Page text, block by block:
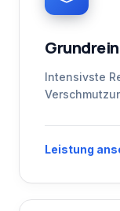
Intensivste
Leistung